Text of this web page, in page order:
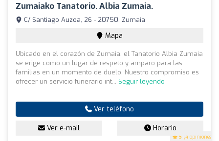
Zumaiako Tanatorio. Albia Zumaia.
5 (4 opiniones)
C/ Santiago Auzoa, 26 - 20750, Zumaia
Mapa
Ubicado en el corazón de Zumaia, el Tanatorio Albia Zumaia
se erige como un lugar de respeto y amparo para las
familias en un momento de duelo. Nuestro compromiso es
ofrecer un servicio funerario int... Seguir leyendo
Ver teléfono
Ver e-mail Horario